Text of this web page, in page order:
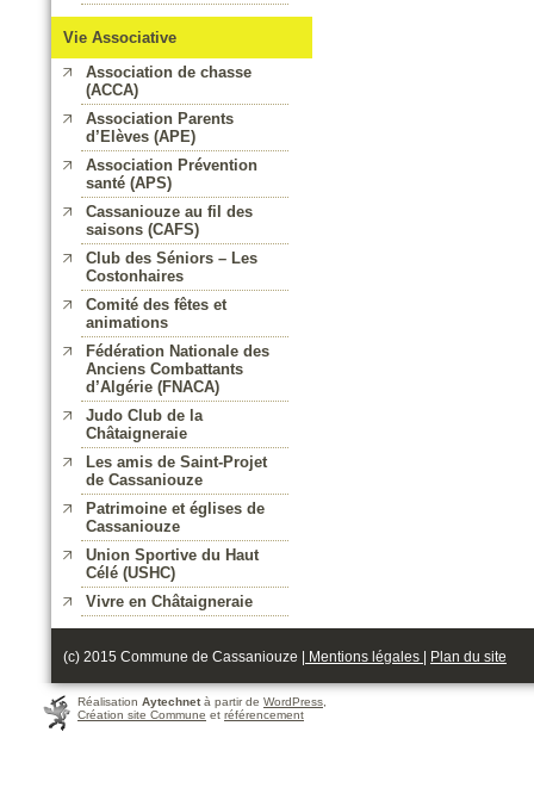
Vie Associative
Association de chasse
(ACCA)
Association Parents
d’Elèves (APE)
Association Prévention
santé (APS)
Cassaniouze au fil des
saisons (CAFS)
Club des Séniors – Les
Costonhaires
Comité des fêtes et
animations
Fédération Nationale des
Anciens Combattants
d’Algérie (FNACA)
Judo Club de la
Châtaigneraie
Les amis de Saint-Projet
de Cassaniouze
Patrimoine et églises de
Cassaniouze
Union Sportive du Haut
Célé (USHC)
Vivre en Châtaigneraie
(c) 2015 Commune de Cassaniouze | Mentions légales | Plan du site
Réalisation Aytechnetà partir de WordPress,
Création site Commune et référencement